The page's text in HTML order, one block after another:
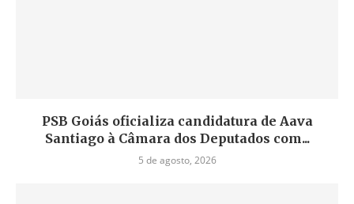
PSB Goiás oficializa candidatura de Aava
Santiago à Câmara dos Deputados com...
5 de agosto, 2026